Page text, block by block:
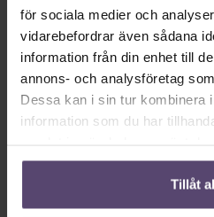
för sociala medier och
vidarebefordrar även sådana
information från din enhet till
annons- och analysföretag
Dessa kan i sin tur kombinera
information som du har
Tillåt
T010